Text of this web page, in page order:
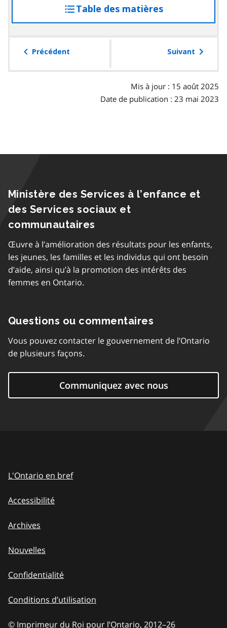
Table des matières
à
table
Précédent Suivant
Mis à jour : 15 août 2025
Date de publication : 23 mai 2023
Ministère des Services à l’enfance et
des Services sociaux et
communautaires
Œuvre à l’amélioration des résultats pour les enfants,
les jeunes, les familles et les individus qui ont besoin
d’aide, ainsi qu’à la promotion des intérêts des
femmes en Ontario.
Questions ou commentaires
Vous pouvez contacter le gouvernement de l’Ontario
de plusieurs façons.
Communiquez avec nous
L'Ontario en bref
Accessibilité
Archives
Nouvelles
Confidentialité
Conditions d’utilisation
© Imprimeur du Roi pour l’Ontario, 2012–to
26